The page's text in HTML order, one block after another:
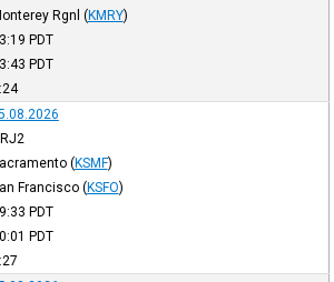
Rgnl (KMRY)
PDT
PDT
(KSMF)
Francisco (KSFO)
PDT
PDT